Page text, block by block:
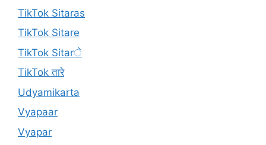
TikTok Sitaras
TikTok Sitare
TikTok Sitarे
TikTok तारे
Udyamikarta
Vyapaar
Vyapar